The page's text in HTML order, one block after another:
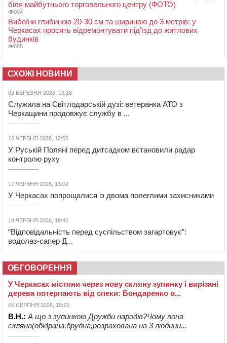
біля майбутнього торговельного центру (ФОТО)
904
Вибоїни глибиною 20-30 см та шириною до 3 метрів: у
Черкасах просять відремонтувати під’їзд до житлових
будинків
885
СХОЖІ НОВИНИ
09 БЕРЕЗНЯ 2026, 19:18
Служила на Світлодарській дузі: ветеранка АТО з
Черкащини продовжує службу в ...
16 ЧЕРВНЯ 2026, 12:05
У Руській Поляні перед дитсадком встановили радар
контролю руху
17 ЧЕРВНЯ 2026, 13:02
У Черкасах попрощалися із двома полеглими захисниками
14 ЧЕРВНЯ 2026, 19:45
“Відповідальність перед суспільством загартовує”:
водолаз-сапер Д...
ОБГОВОРЕННЯ
У Черкасах містяни через нову скляну зупинку і вирізані
дерева потерпають від спеки: Бондаренко о...
06 СЕРПНЯ 2026, 15:23
В.Н.: А що з зупинкою Дружби народів?Чому вона
скляна(обідрана,брудна,розрахована на 3 людини...